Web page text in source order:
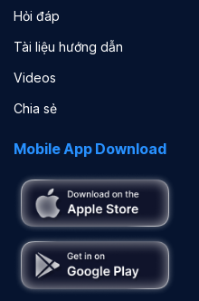
Hỏi đáp
Tài liệu hướng dẫn
Videos
Chia sẻ
Mobile App Download